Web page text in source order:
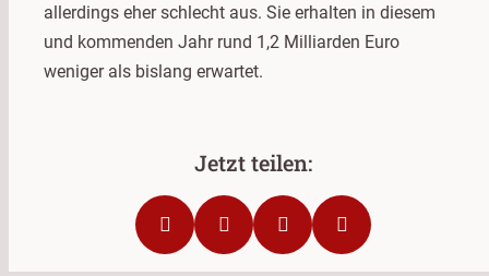
allerdings eher schlecht aus. Sie erhalten in diesem
und kommenden Jahr rund 1,2 Milliarden Euro
weniger als bislang erwartet.